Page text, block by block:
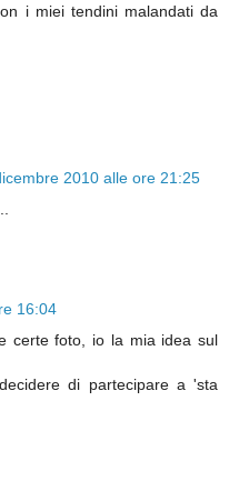
i miei tendini malandati da
2010 alle ore 21:25
16:04
certe foto, io la mia idea sul
di partecipare a 'sta